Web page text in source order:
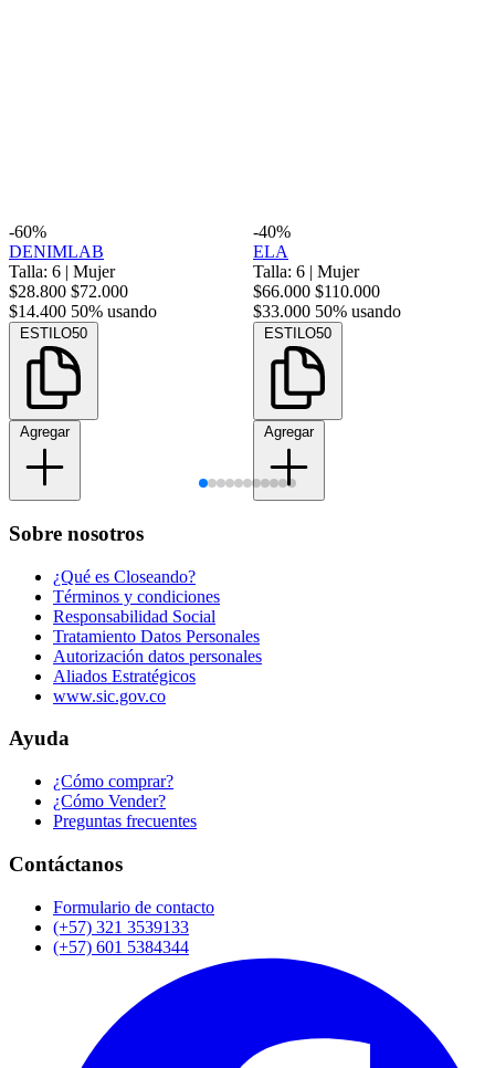
-60%
DENIMLAB
Talla: 6 | Mujer
$28.800 $72.000
$14.400 50% usando
ESTILO50
Agregar
-40%
ELA
Talla: 6 | Mujer
$66.000 $110.000
$33.000 50% usando
ESTILO50
Agregar
Sobre nosotros
¿Qué es Closeando?
Términos y condiciones
Responsabilidad Social
Tratamiento Datos Personales
Autorización datos personales
Aliados Estratégicos
www.sic.gov.co
Ayuda
¿Cómo comprar?
¿Cómo Vender?
Preguntas frecuentes
Contáctanos
Formulario de contacto
(+57) 321 3539133
(+57) 601 5384344